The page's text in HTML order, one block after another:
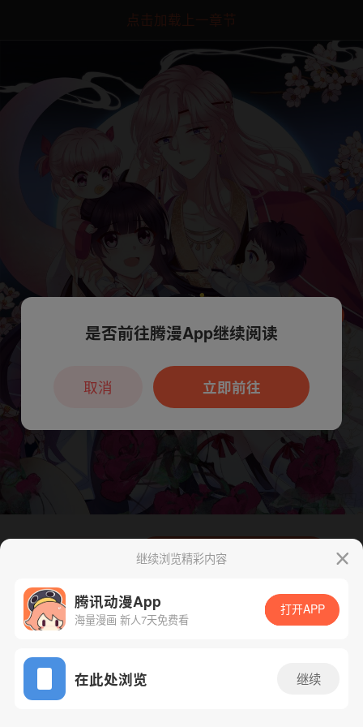
点击加载上一章节
App免费看
腾漫App免费看
继续浏览精彩内容
腾讯动漫App
海量漫画 新人7天免费看
打开APP
在此处浏览 继续
本章节仅支持App阅读，可打开App新用
户7天免费看
是否前往腾漫App继续阅读
立即前往
取消